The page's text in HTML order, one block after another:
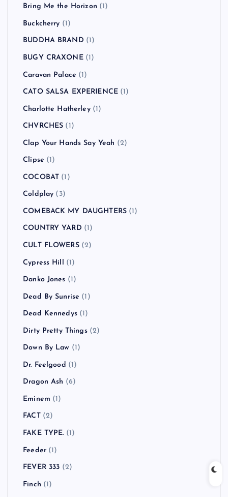
Bring Me the Horizon (1)
Buckcherry (1)
BUDDHA BRAND (1)
BUGY CRAXONE(1)
Caravan Palace (1)
CATO SALSA EXPERIENCE (1)
Charlotte Hatherley(1)
CHVRCHES (1)
Clap Your Hands Say Yeah (2)
Clipse (1)
COCOBAT (1)
Coldplay (3)
COMEBACK MY DAUGHTERS (1)
COUNTRY YARD (1)
CULT FLOWERS(2)
Cypress Hill (1)
Danko Jones (1)
Dead By Sunrise (1)
Dead Kennedys(1)
Dirty Pretty Things(2)
Down By Law (1)
Dr. Feelgood (1)
Dragon Ash (6)
Eminem (1)
FACT(2)
FAKE TYPE. (1)
Feeder(1)
FEVER 333 (2)
Finch (1)